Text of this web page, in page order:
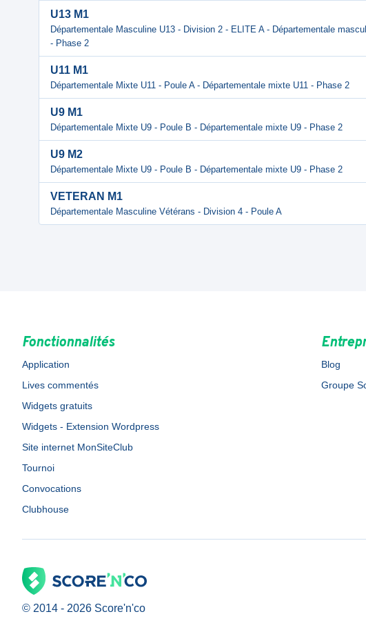
U13 M1
Départementale Masculine U13 - Division 2 - ELITE A - Départementale
- Phase 2
U11 M1
Départementale Mixte U11 - Poule A - Départementale mixte U11 - Phase 2
U9 M1
Départementale Mixte U9 - Poule B - Départementale mixte U9 - Phase 2
U9 M2
Départementale Mixte U9 - Poule B - Départementale mixte U9 - Phase 2
VETERAN M1
Départementale Masculine Vétérans - Division 4 - Poule A
Fonctionnalités
Application
Lives commentés
Widgets gratuits
Widgets - Extension Wordpress
Site internet MonSiteClub
Tournoi
Convocations
Clubhouse
Blog
Groupe
© 2014 - 2026 Score'n'co